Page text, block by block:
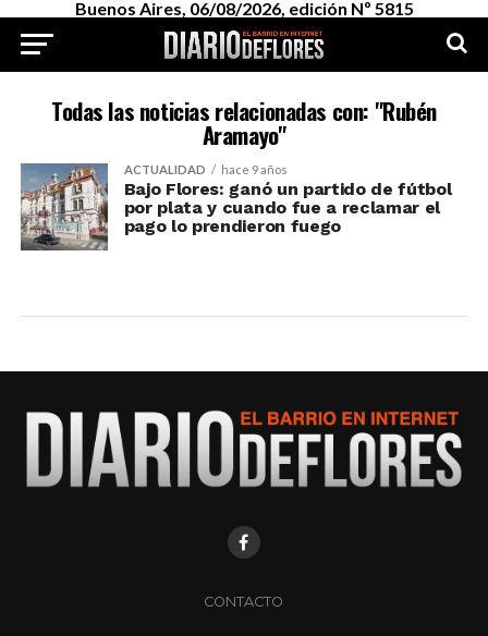
Buenos Aires, 06/08/2026, edición Nº 5815
Todas las noticias relacionadas con: "Rubén
Aramayo"
ACTUALIDAD hace 9 años
Bajo Flores: ganó un partido de fútbol
por plata y cuando fue a reclamar el
pago lo prendieron fuego
CONTACTO